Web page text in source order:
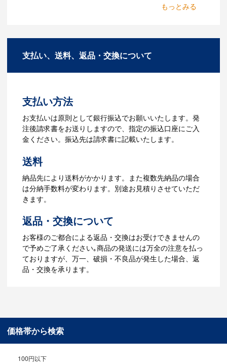
タマイズが可能です。お気軽にご相談く
お見積を弊社からお出しします。
3.発注・データ入稿
ら、ご注文書をお送りします。
【名入れをする場合】名入れに必要なデ
ータをご入稿頂き、名入れイメージをデ
ータでご確認いただきます。
4.納品
【名入れをする場合】データのご入稿後
３週間程度で納品となります。
【名入れなしの場合】在庫がある場合、3
～5営業日程度で納品となります。
ご利用ガイドをもっとみる
支払い、送料、返品・交換について
支払い方法
お支払いは原則として銀行振込でお願いいたします。発
注後請求書をお送りしますので、指定の振込口座にご入
金ください。振込先は請求書に記載いたします。
送料
納品先により送料がかかります。また複数先納品の場合
は分納手数料が変わります。別途お見積りさせていただ
きます。
返品・交換について
お客様のご都合による返品・交換はお受けできませんの
で予めご了承ください｡商品の発送には万全の注意を払っ
ておりますが、万一、破損・不良品が発生した場合、返
品・交換を承ります。
価格帯から検索
100円以下